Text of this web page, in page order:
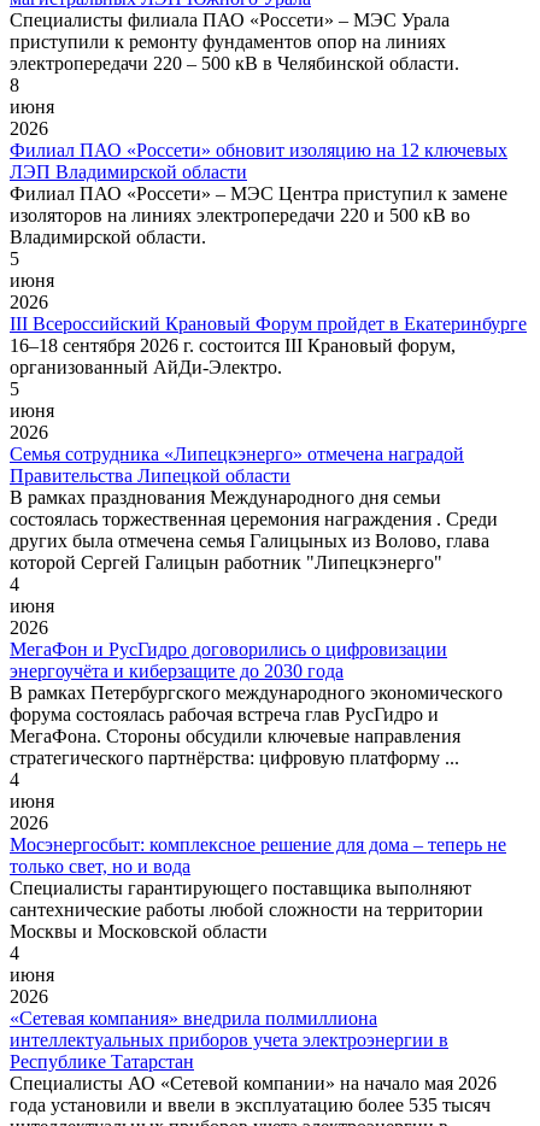
Специалисты филиала ПАО «Россети» – МЭС Урала
приступили к ремонту фундаментов опор на линиях
электропередачи 220 – 500 кВ в Челябинской области.
8
июня
2026
Филиал ПАО «Россети» обновит изоляцию на 12 ключевых
ЛЭП Владимирской области
Филиал ПАО «Россети» – МЭС Центра приступил к замене
изоляторов на линиях электропередачи 220 и 500 кВ во
Владимирской области.
5
июня
2026
III Всероссийский Крановый Форум пройдет в Екатеринбурге
16–18 сентября 2026 г. состоится III Крановый форум,
организованный АйДи‑Электро.
5
июня
2026
Семья сотрудника «Липецкэнерго» отмечена наградой
Правительства Липецкой области
В рамках празднования Международного дня семьи
состоялась торжественная церемония награждения . Среди
других была отмечена семья Галицыных из Волово, глава
которой Сергей Галицын работник "Липецкэнерго"
4
июня
2026
МегаФон и РусГидро договорились о цифровизации
энергоучёта и киберзащите до 2030 года
В рамках Петербургского международного экономического
форума состоялась рабочая встреча глав РусГидро и
МегаФона. Стороны обсудили ключевые направления
стратегического партнёрства: цифровую платформу ...
4
июня
2026
Мосэнергосбыт: комплексное решение для дома – теперь не
только свет, но и вода
Специалисты гарантирующего поставщика выполняют
сантехнические работы любой сложности на территории
Москвы и Московской области
4
июня
2026
«Сетевая компания» внедрила полмиллиона
интеллектуальных приборов учета электроэнергии в
Республике Татарстан
Специалисты АО «Сетевой компании» на начало мая 2026
года установили и ввели в эксплуатацию более 535 тысяч